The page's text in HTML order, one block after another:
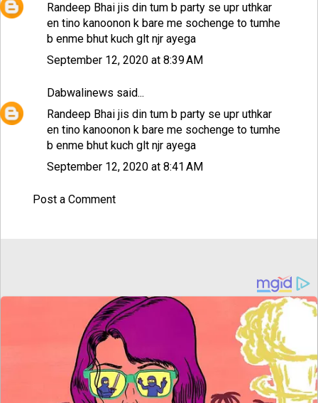
Randeep Bhai jis din tum b party se upr uthkar
en tino kanoonon k bare me sochenge to tumhe
b enme bhut kuch glt njr ayega
September 12, 2020 at 8:39 AM
Dabwalinews said...
Randeep Bhai jis din tum b party se upr uthkar
en tino kanoonon k bare me sochenge to tumhe
b enme bhut kuch glt njr ayega
September 12, 2020 at 8:41 AM
Post a Comment